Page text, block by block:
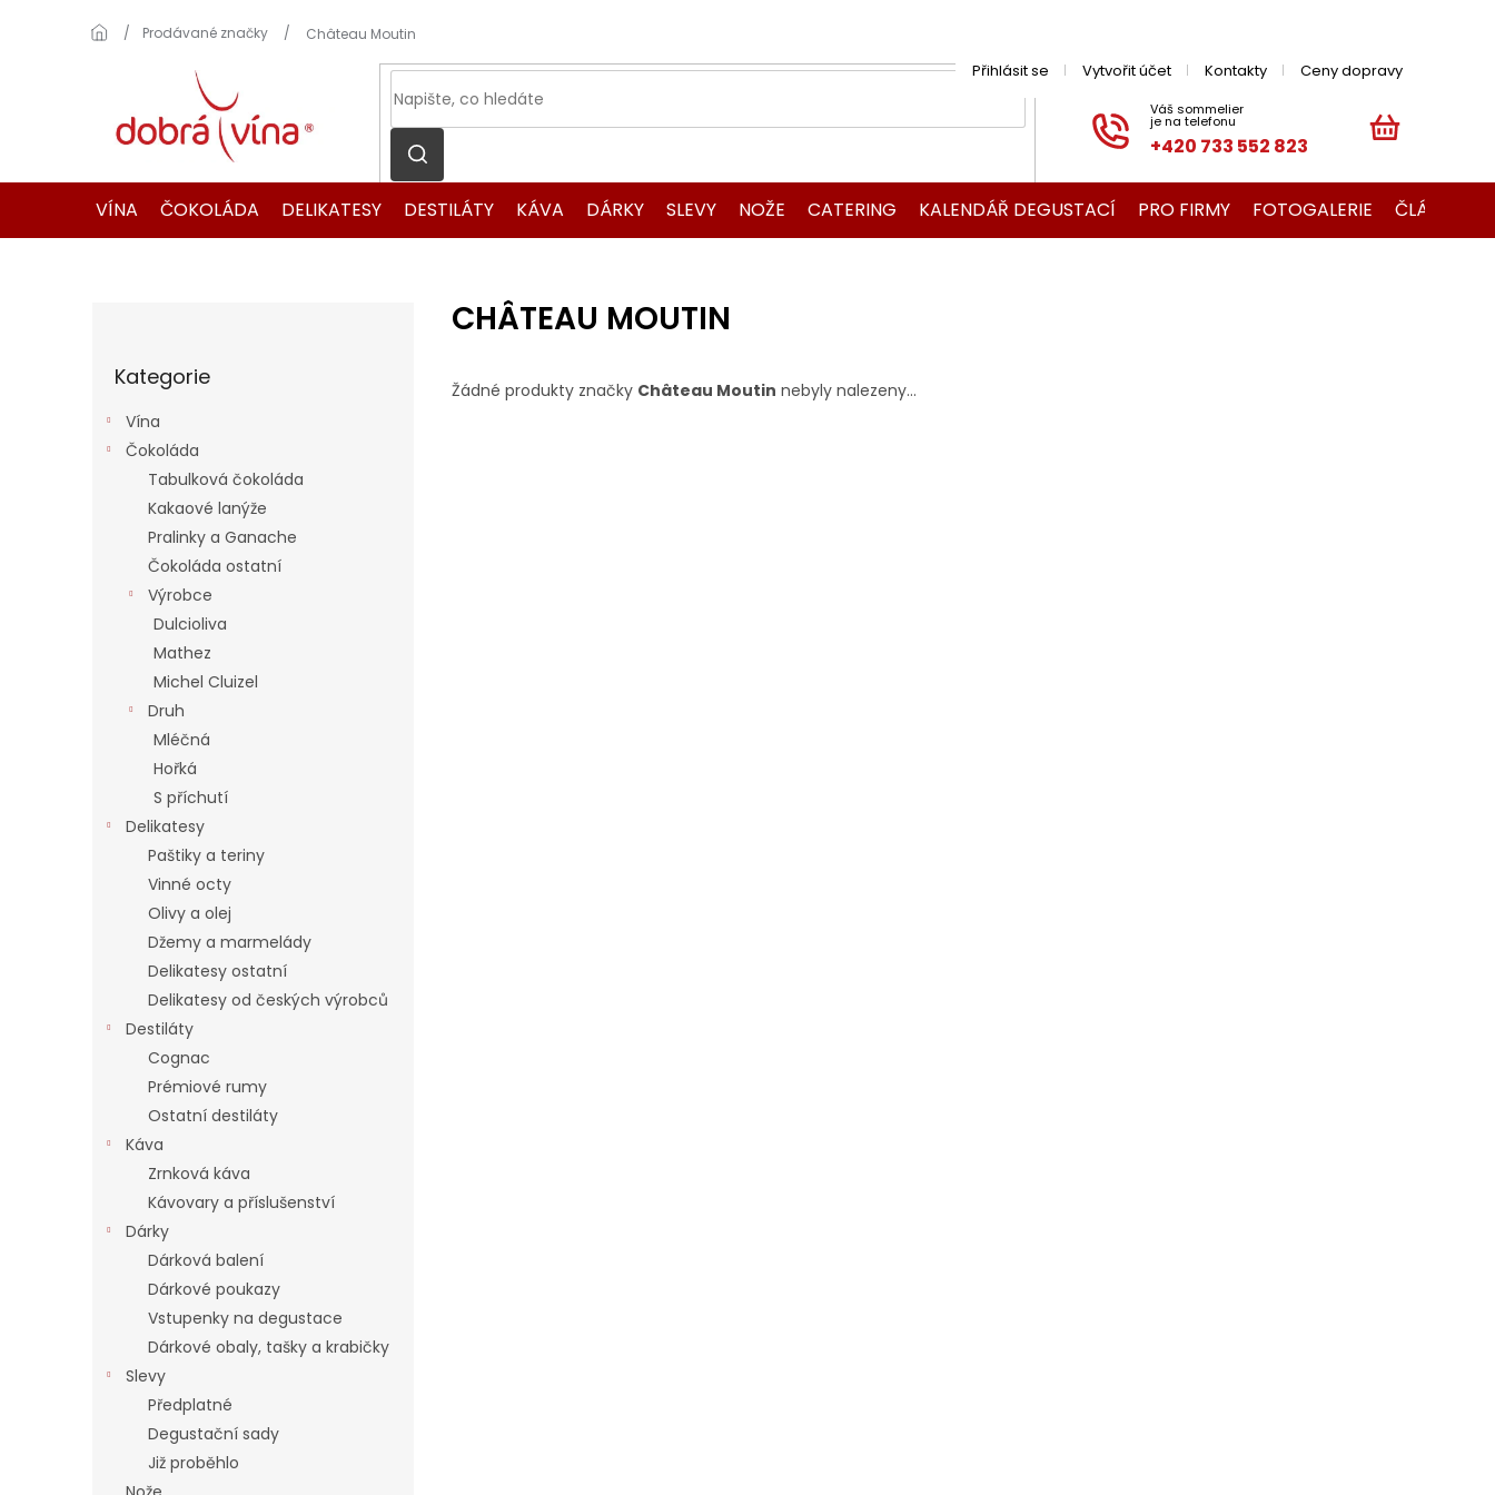
+420 733 552 823
Přihlásit se Vytvořit účet Kontakty Ceny dopravy
KOŠÍK
VÍNA
ČOKOLÁDA DELIKATESY DESTILÁTY KÁVA DÁRKY SLEVY NOŽE CATERING KALENDÁŘ DEGUSTACÍ PRO FIRMY FOTOGALERIE ČLÁNKY O
Domů
Prodávané značky Château Moutin
kategorie
Kategorie
Vína
Čokoláda
Tabulková čokoláda
Kakaové lanýže
Pralinky a Ganache
Čokoláda ostatní
Výrobce
Dulcioliva
Mathez
Michel Cluizel
Druh
Mléčná
Hořká
S příchutí
Delikatesy
Paštiky a teriny
Vinné octy
Olivy a olej
Džemy a marmelády
Delikatesy ostatní
Delikatesy od českých výrobců
Destiláty
Cognac
Prémiové rumy
Ostatní destiláty
Káva
Zrnková káva
Kávovary a příslušenství
Dárky
Dárková balení
Dárkové poukazy
Vstupenky na degustace
Dárkové obaly, tašky a krabičky
Slevy
Předplatné
Degustační sady
Již proběhlo
CHÂTEAU MOUTIN
Žádné produkty značky Château Moutin nebyly nalezeny...